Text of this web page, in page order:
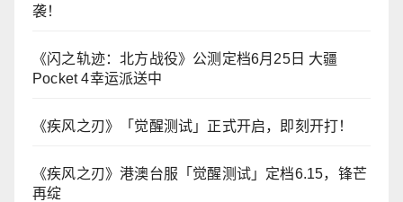
袭！
《闪之轨迹：北方战役》公测定档6月25日 大疆
Pocket 4幸运派送中
《疾风之刃》「觉醒测试」正式开启，即刻开打！
《疾风之刃》港澳台服「觉醒测试」定档6.15，锋芒
再绽